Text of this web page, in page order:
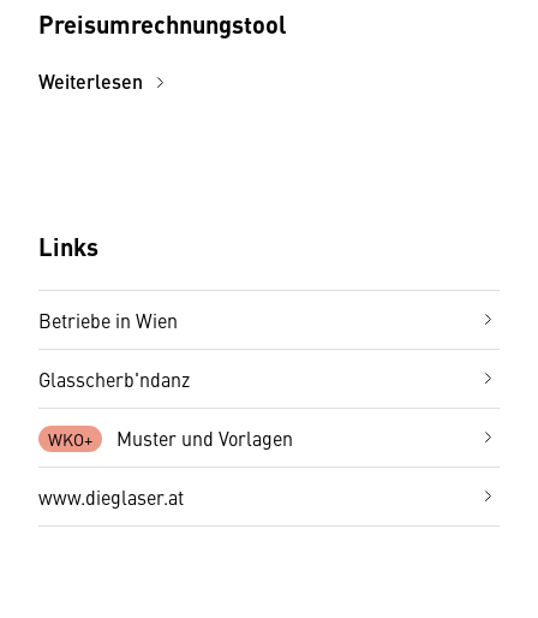
Preisumrechnungstool
Weiterlesen
Links
Betriebe in Wien
Glasscherb'ndanz
Muster und Vorlagen
www.dieglaser.at